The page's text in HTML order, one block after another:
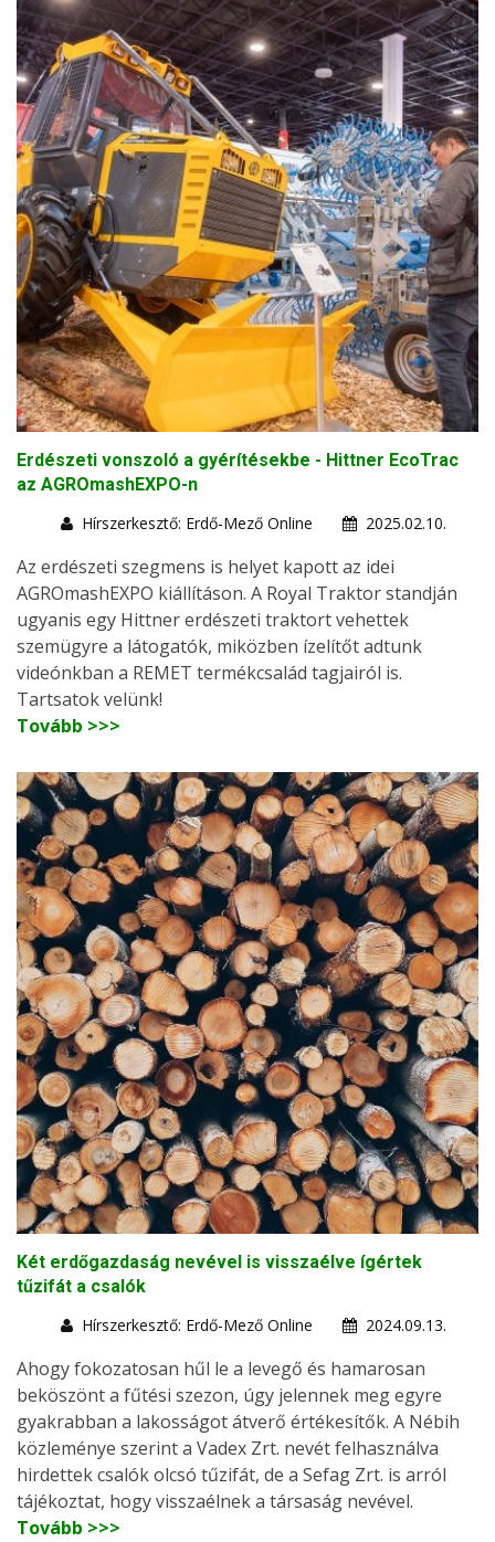
Erdészeti vonszoló a gyérítésekbe - Hittner EcoTrac
az AGROmashEXPO-n
Hírszerkesztő: Erdő-Mező Online
2025.02.10.
Az erdészeti szegmens is helyet kapott az idei
AGROmashEXPO kiállításon. A Royal Traktor standján
ugyanis egy Hittner erdészeti traktort vehettek
szemügyre a látogatók, miközben ízelítőt adtunk
videónkban a REMET termékcsalád tagjairól is.
Tartsatok velünk!
Tovább >>>
Két erdőgazdaság nevével is visszaélve ígértek
tűzifát a csalók
Hírszerkesztő: Erdő-Mező Online
2024.09.13.
Ahogy fokozatosan hűl le a levegő és hamarosan
beköszönt a fűtési szezon, úgy jelennek meg egyre
gyakrabban a lakosságot átverő értékesítők. A Nébih
közleménye szerint a Vadex Zrt. nevét felhasználva
hirdettek csalók olcsó tűzifát, de a Sefag Zrt. is arról
tájékoztat, hogy visszaélnek a társaság nevével.
Tovább >>>